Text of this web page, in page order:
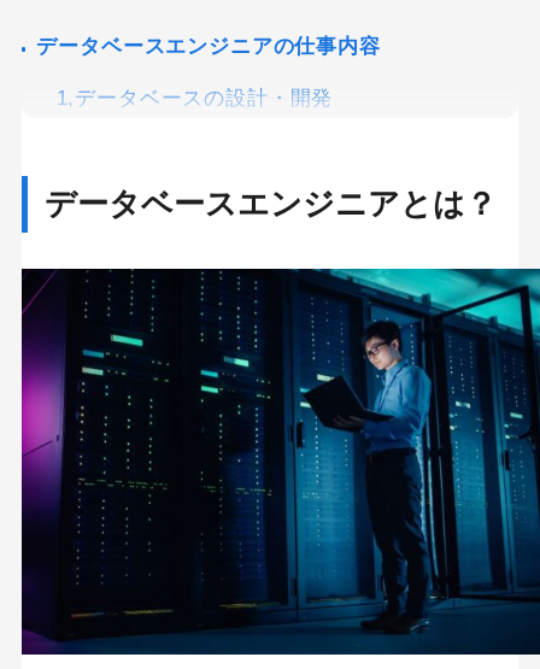
データベースエンジニアの仕事内容
1,データベースの設計・開発
3,データベースの運用・保守
万円
今後のデータベースエンジニアに必要なスキルや
知識
1,セキュリティ関連の知識
2,データベース管理や情報システムの知識
3,クラウド技術の知識
4,システム開発スキル
5,データサイエンススキル
データベースエンジニアとは？